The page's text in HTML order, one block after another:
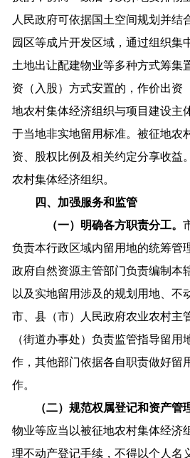
人民政府可依据国土空间规划并结
园区等成片开发区域，通过组织集
土地出让配建物业等多种方式筹集
资（入股）方式安置的，作价出资
地农村集体经济组织与项目建设主
于当地非实地留用标准。被征地农
资、股权比例及相关约定分享收益
农村集体经济组织。
四、加强服务和监管
（一）明确各方职责分工。
负责本行政区域内留用地的统筹管
政府自然资源主管部门负责编制本
以及实地留用涉及的规划用地、不
市、县（市）人民政府农业农村主
（街道办事处）负责监管指导留用
作，其他部门依据各自职责做好留
作。
（二）规范权属登记和资产管
物业等应当以被征地农村集体经济
理不动产登记手续，不得以个人名